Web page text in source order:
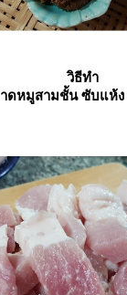
วิธีทำ
ดหมูสามชั้น ซับแห้